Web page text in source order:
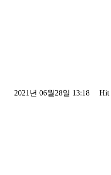
2021년 06월28일 13:18 Hit